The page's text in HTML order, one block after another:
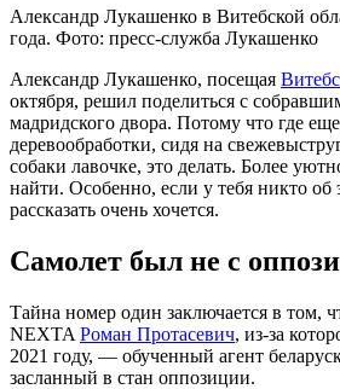
Александр Лукашенко в Витебской
года. Фото: пресс-служба Лукашенко
Александр Лукашенко, посещая
октября, решил поделиться с
мадридского двора. Потому что где
деревообработки, сидя на
собаки лавочке, это делать. Более
найти. Особенно, если у тебя никто об
рассказать очень хочется.
Самолет был не с
Тайна номер один заключается в том,
NEXTA Роман Протасевич, из-за
2021 году, — обученный агент
засланный в стан оппозиции.